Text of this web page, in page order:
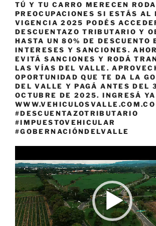
TÚ Y TU CARRO MERECEN
PREOCUPACIONES SI ESTÁS AL
VIGENCIA 2025 PODÉS
DESCUENTAZO TRIBUTARIO Y
HASTA UN 80% DE DESCUENTO
INTERESES Y SANCIONES.
EVITÁ SANCIONES Y RODÁ
LAS VÍAS DEL VALLE.
OPORTUNIDAD QUE TE DA LA
DEL VALLE Y PAGÁ ANTES DEL
OCTUBRE DE 2025. INGRESÁ
WWW.VEHICULOSVALLE.COM.CO
#DESCUENTAZOTRIBUTARIO
#IMPUESTOVEHICULAR
#GOBERNACIÓNDELVALLE
de
vídeo